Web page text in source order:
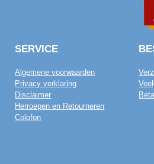
SERVICE
Algemene voorwaarden
Privacy verklaring
Disclaimer
Herroepen en Retourneren
Colofon